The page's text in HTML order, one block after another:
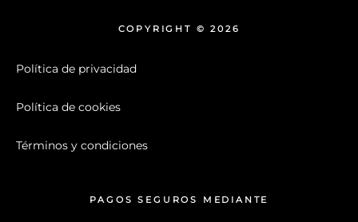
COPYRIGHT © 2026
Política de privacidad
Política de cookies
Términos y condiciones
PAGOS SEGUROS MEDIANTE